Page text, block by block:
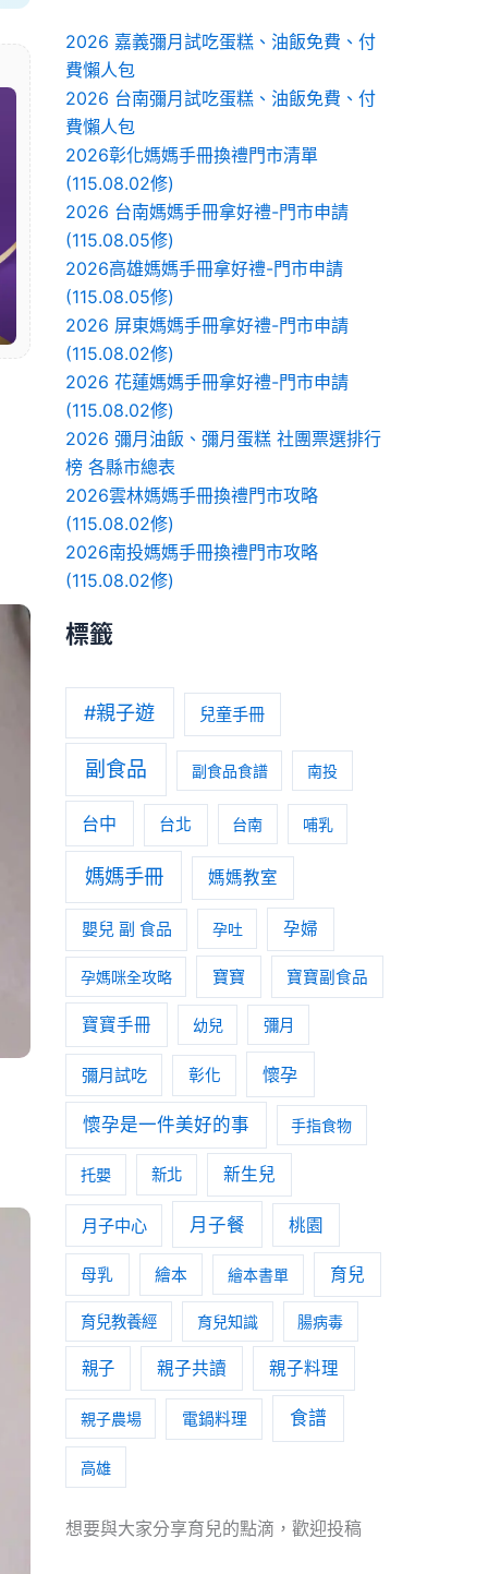
2026 嘉義彌月試吃蛋糕、油飯免費、付
費懶人包
2026 台南彌月試吃蛋糕、油飯免費、付
費懶人包
2026彰化媽媽手冊換禮門市清單
(115.08.02修)
2026 台南媽媽手冊拿好禮-門市申請
(115.08.05修)
2026高雄媽媽手冊拿好禮-門市申請
(115.08.05修)
2026 屏東媽媽手冊拿好禮-門市申請
(115.08.02修)
2026 花蓮媽媽手冊拿好禮-門市申請
(115.08.02修)
2026 彌月油飯、彌月蛋糕 社團票選排行
榜 各縣市總表
2026雲林媽媽手冊換禮門市攻略
(115.08.02修)
2026南投媽媽手冊換禮門市攻略
(115.08.02修)
標籤
#親子遊 兒童手冊
副食品 副食品食譜 南投
台中 台北 台南 哺乳
媽媽手冊 媽媽教室
嬰兒 副 食品 孕吐 孕婦
孕媽咪全攻略 寶寶 寶寶副食品
寶寶手冊 幼兒 彌月
彌月試吃 彰化 懷孕
懷孕是一件美好的事 手指食物
托嬰 新北 新生兒
月子中心 月子餐 桃園
母乳 繪本 繪本書單 育兒
育兒教養經 育兒知識 腸病毒
親子 親子共讀 親子料理
親子農場 電鍋料理 食譜
高雄
想要與大家分享育兒的點滴，歡迎投稿